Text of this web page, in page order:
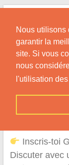
Nous utilisons
garantir la
site. Si vous
nous
l'utilisation
Skip
content
Conseils & Infos
Montataire
Inscris-toi
Discuter avec